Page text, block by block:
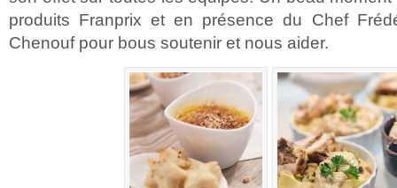
produits Franprix et en présence du Chef
Chenouf pour bous soutenir et nous aider.